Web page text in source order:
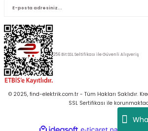
256 Bit SSL Seltifikası ile Güvenli Alışveriş
© 2025, find-elektrik.com.tr - Tüm Hakları Saklıdır.
SSL Sertifikası ile
ideasoft